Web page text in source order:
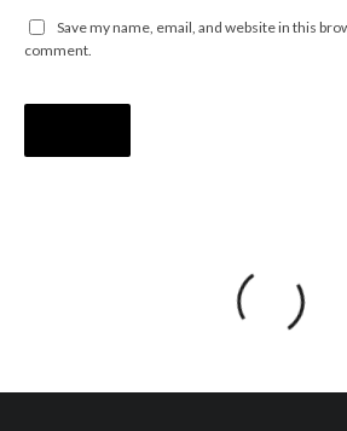
Save my name, email, and website in this
comment.